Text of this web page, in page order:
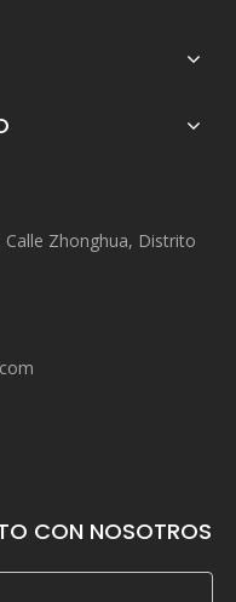
Calle Zhonghua, Distrito
CON NOSOTROS